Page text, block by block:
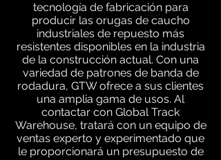
tecnología de fabricación para
producir las orugas de caucho
industriales de repuesto más
resistentes disponibles en la industria
de la construcción actual. Con una
variedad de patrones de banda de
rodadura, GTW ofrece a sus clientes
una amplia gama de usos. Al
contactar con Global Track
Warehouse, tratará con un equipo de
ventas experto y experimentado que
le proporcionará un presupuesto de